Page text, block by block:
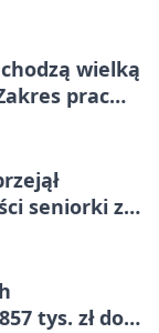
wielką
prac
seniorki z
tys. zł do